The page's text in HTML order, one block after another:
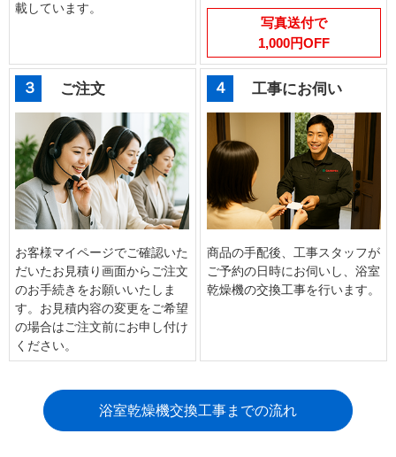
載しています。
写真送付で
1,000円OFF
３ ご注文
お客様マイページでご確認いた
だいたお見積り画面からご注文
のお手続きをお願いいたしま
す。お見積内容の変更をご希望
の場合はご注文前にお申し付け
ください。
４ 工事にお伺い
商品の手配後、工事スタッフが
ご予約の日時にお伺いし、浴室
乾燥機の交換工事を行います。
浴室乾燥機交換工事までの流れ